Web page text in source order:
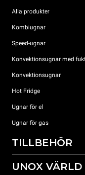
Alla produkter
Kombiugnar
Speed-ugnar
Konvektionsugnar med
Konvektionsugnar
Hot Fridge
Ugnar för el
Ugnar för gas
TILLBEHÖR
Alla tillbehör
UNOX VÄRLD